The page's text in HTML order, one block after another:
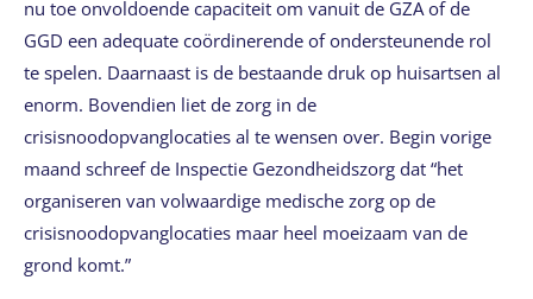
nu toe onvoldoende capaciteit om vanuit de GZA of de
GGD een adequate coördinerende of ondersteunende rol
te spelen. Daarnaast is de bestaande druk op huisartsen al
enorm. Bovendien liet de zorg in de
crisisnoodopvanglocaties al te wensen over. Begin vorige
maand schreef de Inspectie Gezondheidszorg dat “het
organiseren van volwaardige medische zorg op de
crisisnoodopvanglocaties maar heel moeizaam van de
grond komt.”